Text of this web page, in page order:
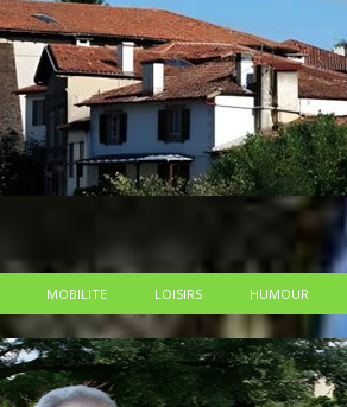
MOBILITE LOISIRS HUMOUR